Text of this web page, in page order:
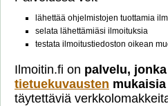
lähettää ohjelmistojen tuottamia
selata lähettämiäsi ilmoituksia
testata ilmoitustiedoston oikean
Ilmoitin.fi on palvelu,
tietuekuvausten
täytettäviä